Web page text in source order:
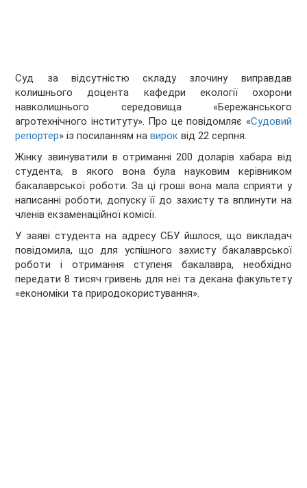
Суд за відсутністю складу злочину виправдав
колишнього доцента кафедри екології охорони
навколишнього середовища «Бережанського
агротехнічного інституту». Про це повідомляє «Судовий
репортер» із посиланням навирок від 22 серпня.
Жінку звинуватили в отриманні 200 доларів хабара від
студента, в якого вона була науковим керівником
бакалаврської роботи. За ці гроші вона мала сприяти у
написанні роботи, допуску її до захисту та вплинути на
членів екзаменаційної комісії.
У заяві студента на адресу СБУ йшлося, що викладач
повідомила, що для успішного захисту бакалаврської
роботи і отримання ступеня бакалавра, необхідно
передати 8 тисяч гривень для неї та декана факультету
«економіки та природокористування».